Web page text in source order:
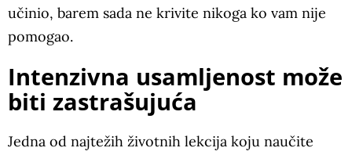
učinio, barem sada ne krivite nikoga ko vam nije
pomogao.
Intenzivna usamljenost može
biti zastrašujuća
Jedna od najtežih životnih lekcija koju naučite